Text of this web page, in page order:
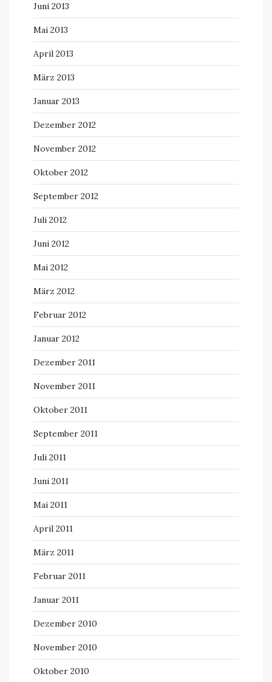
Juni 2013
Mai 2013
April 2013
März 2013
Januar 2013
Dezember 2012
November 2012
Oktober 2012
September 2012
Juli 2012
Juni 2012
Mai 2012
März 2012
Februar 2012
Januar 2012
Dezember 2011
November 2011
Oktober 2011
September 2011
Juli 2011
Juni 2011
Mai 2011
April 2011
März 2011
Februar 2011
Januar 2011
Dezember 2010
November 2010
Oktober 2010